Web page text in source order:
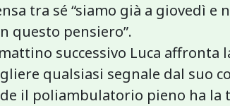
tra sé “siamo già a giovedì
questo pensiero”.
successivo Luca affronta
qualsiasi segnale dal suo
il poliambulatorio pieno ha la